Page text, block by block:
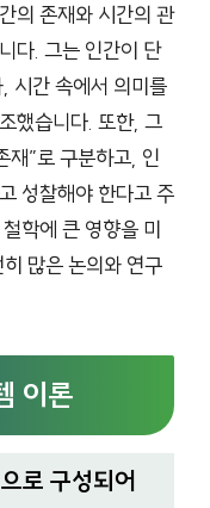
의 존재와 시간의 관
다. 그는 인간이 단
시간 속에서 의미를
했습니다. 또한, 그
재”로 구분하고, 인
성찰해야 한다고 주
학에 큰 영향을 미
많은 논의와 연구
이론
로 구성되어